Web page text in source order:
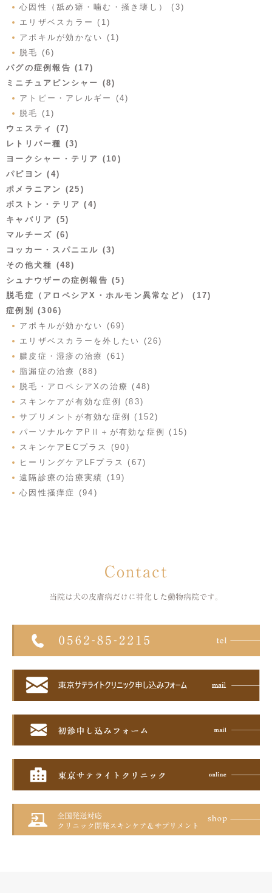
心因性（舐め癖・噛む・掻き壊し） (3)
エリザベスカラー (1)
アポキルが効かない (1)
脱毛 (6)
パグの症例報告 (17)
ミニチュアピンシャー (8)
アトピー・アレルギー (4)
脱毛 (1)
ウェスティ (7)
レトリバー種 (3)
ヨークシャー・テリア (10)
パピヨン (4)
ポメラニアン (25)
ボストン・テリア (4)
キャバリア (5)
マルチーズ (6)
コッカー・スパニエル (3)
その他犬種 (48)
シュナウザーの症例報告 (5)
脱毛症（アロペシアX・ホルモン異常など） (17)
症例別 (306)
アポキルが効かない (69)
エリザベスカラーを外したい (26)
膿皮症・湿疹の治療 (61)
脂漏症の治療 (88)
脱毛・アロペシアXの治療 (48)
スキンケアが有効な症例 (83)
サプリメントが有効な症例 (152)
パーソナルケアPⅡ＋が有効な症例 (15)
スキンケアECプラス (90)
ヒーリングケアLFプラス (67)
遠隔診療の治療実績 (19)
心因性掻痒症 (94)
Contact
当院は犬の皮膚病だけに特化した 動物病院です。